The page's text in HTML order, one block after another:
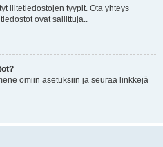
liitetiedostojen tyypit. Ota yhteys
ovat sallittuja..
omiin asetuksiin ja seuraa linkkejä